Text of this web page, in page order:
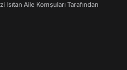
Aile Komşuları Tarafından